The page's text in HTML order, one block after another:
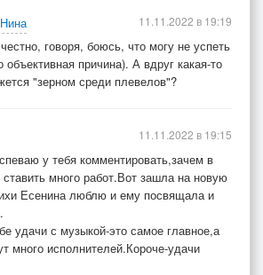
говоря, боюсь, что могу не успеть
объективная причина). А вдруг какая-то
"зерном среди плевелов"?
11.11.2022 в 19:19
у тебя комментировать,зачем в
много работ.Вот зашла на новую
Есенина люблю и ему посвящала и
удачи с музыкой-это самое главное,а
много исполнителей.Короче-удачи
11.11.2022 в 19:15